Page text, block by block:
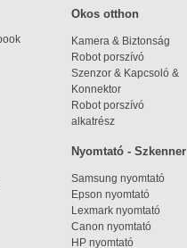
Okos otthon
Kamera & Biztonság
Robot porszívó
Szenzor & Kapcsoló &
Konnektor
Robot porszívó
alkatrész
Nyomtató - Szkenner
Samsung nyomtató
Epson nyomtató
Lexmark nyomtató
Canon nyomtató
HP nyomtató